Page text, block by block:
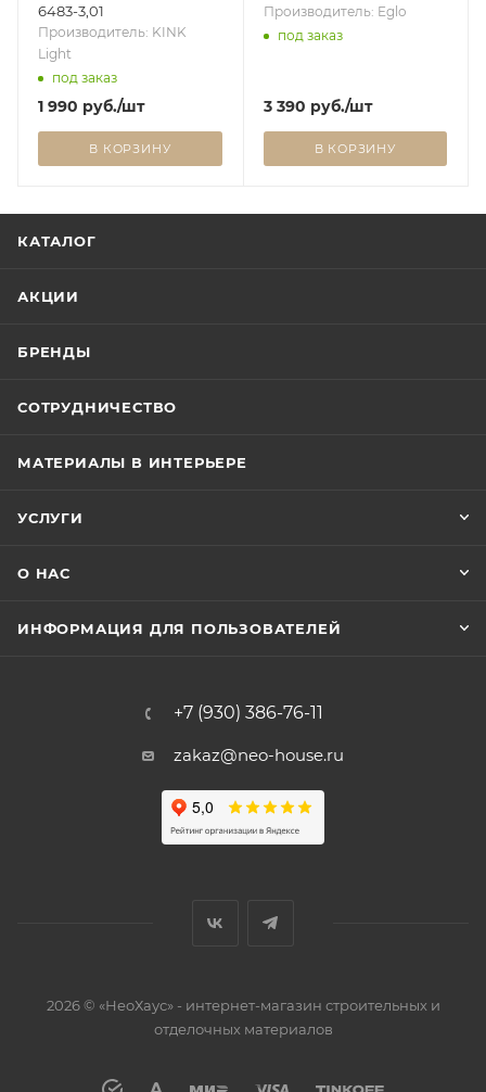
6483-3,01
Производитель: KINK
Light
под заказ
1 990 руб./шт
В КОРЗИНУ
Производитель: Eglo
под заказ
3 390 руб./шт
В КОРЗИНУ
КАТАЛОГ
АКЦИИ
БРЕНДЫ
СОТРУДНИЧЕСТВО
МАТЕРИАЛЫ В ИНТЕРЬЕРЕ
УСЛУГИ
О НАС
ИНФОРМАЦИЯ ДЛЯ ПОЛЬЗОВАТЕЛЕЙ
+7 (930) 386-76-11
zakaz@neo-house.ru
2026 © «НеоХаус» - интернет-магазин строительных и
отделочных материалов